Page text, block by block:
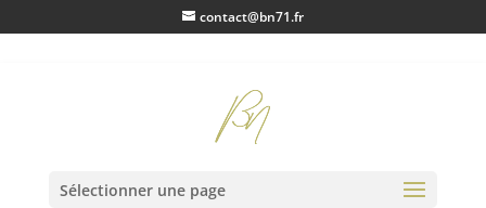
contact@bn71.fr
Sélectionner une page
IMG_1847